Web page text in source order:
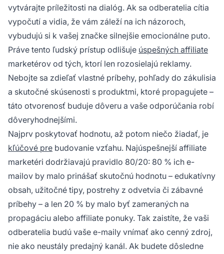
vytvárajte príležitosti na dialóg. Ak sa odberatelia cítia
vypočutí a vidia, že vám záleží na ich názoroch,
vybudujú si k vašej značke silnejšie emocionálne puto.
Práve tento ľudský prístup odlišuje úspešných affiliate
marketérov od tých, ktorí len rozosielajú reklamy.
Nebojte sa zdieľať vlastné príbehy, pohľady do zákulisia
a skutočné skúsenosti s produktmi, ktoré propagujete –
táto otvorenosť buduje dôveru a vaše odporúčania robí
dôveryhodnejšími.
Najprv poskytovať hodnotu, až potom niečo žiadať, je
kľúčové pre budovanie vzťahu. Najúspešnejší affiliate
marketéri dodržiavajú pravidlo 80/20: 80 % ich e-
mailov by malo prinášať skutočnú hodnotu – edukatívny
obsah, užitočné tipy, postrehy z odvetvia či zábavné
príbehy – a len 20 % by malo byť zameraných na
propagáciu alebo affiliate ponuky. Tak zaistíte, že vaši
odberatelia budú vaše e-maily vnímať ako cenný zdroj,
nie ako neustály predajný kanál. Ak budete dôsledne